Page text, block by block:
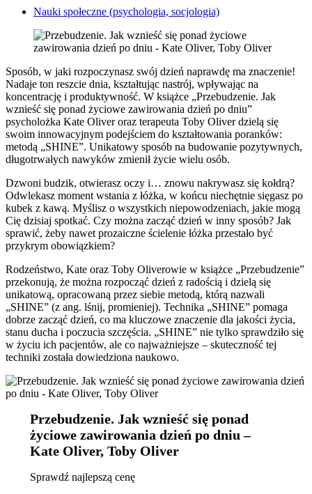
Nauki społeczne (psychologia, socjologia)
Sposób, w jaki rozpoczynasz swój dzień naprawdę ma znaczenie!
Nadaje ton reszcie dnia, kształtując nastrój, wpływając na
koncentrację i produktywność. W książce „Przebudzenie. Jak
wznieść się ponad życiowe zawirowania dzień po dniu”
psycholożka Kate Oliver oraz terapeuta Toby Oliver dzielą się
swoim innowacyjnym podejściem do kształtowania poranków:
metodą „SHINE”. Unikatowy sposób na budowanie pozytywnych,
długotrwałych nawyków zmienił życie wielu osób.
Dzwoni budzik, otwierasz oczy i… znowu nakrywasz się kołdrą?
Odwlekasz moment wstania z łóżka, w końcu niechętnie sięgasz po
kubek z kawą. Myślisz o wszystkich niepowodzeniach, jakie mogą
Cię dzisiaj spotkać. Czy można zacząć dzień w inny sposób? Jak
sprawić, żeby nawet prozaiczne ścielenie łóżka przestało być
przykrym obowiązkiem?
Rodzeństwo, Kate oraz Toby Oliverowie w książce „Przebudzenie”
przekonują, że można rozpocząć dzień z radością i dzielą się
unikatową, opracowaną przez siebie metodą, którą nazwali
„SHINE” (z ang. lśnij, promieniej). Technika „SHINE” pomaga
dobrze zacząć dzień, co ma kluczowe znaczenie dla jakości życia,
stanu ducha i poczucia szczęścia. „SHINE” nie tylko sprawdziło się
w życiu ich pacjentów, ale co najważniejsze – skuteczność tej
techniki została dowiedziona naukowo.
Przebudzenie. Jak wznieść się ponad
życiowe zawirowania dzień po dniu –
Kate Oliver, Toby Oliver
Sprawdź najlepszą cenę